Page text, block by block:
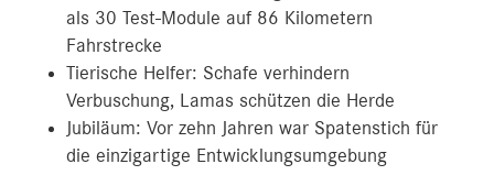
als 30 Test-Module auf 86 Kilometern
Fahrstrecke
Tierische Helfer: Schafe verhindern
Verbuschung, Lamas schützen die Herde
Jubiläum: Vor zehn Jahren war Spatenstich für
die einzigartige Entwicklungsumgebung